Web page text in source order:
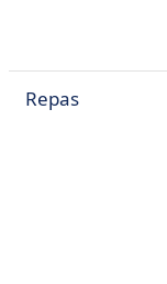
Repas